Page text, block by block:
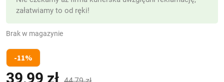
Pierwotna
39,99 zł
Aktualna
(z VAT)
-11%
Brak w magazynie
załatwiamy to od ręki!